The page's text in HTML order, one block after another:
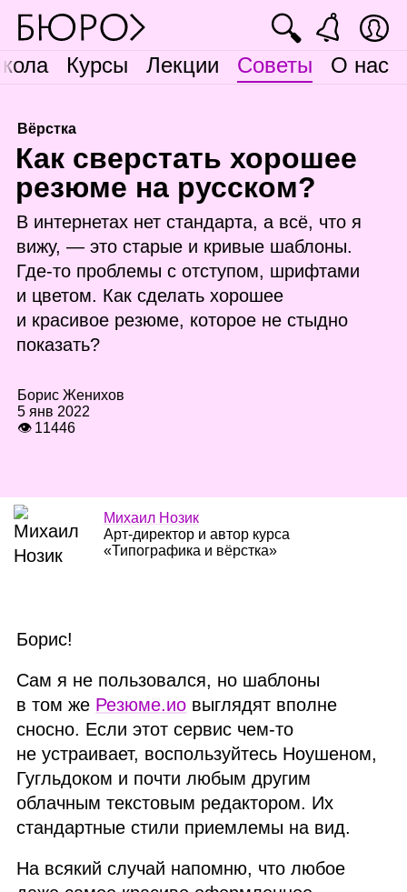
Курсы Лекции Советы О нас
🔍
Вёрстка
Как сверстать хорошее
резюме на русском?
В интернетах нет стандарта, а всё, что я
вижу, — это старые и кривые шаблоны.
Где‑то проблемы с отступом, шрифтами
и цветом. Как сделать хорошее
и красивое резюме, которое не стыдно
показать?
Борис Женихов
5 янв 2022
👁 11446
Михаил Нозик
Арт‑директор и автор курса
«Типографика и вёрстка»
Борис!
Сам я не пользовался, но шаблоны
в том же Резюме.ио выглядят вполне
сносно. Если этот сервис чем‑то
не устраивает, воспользуйтесь Ноушеном,
Гугльдоком и почти любым другим
облачным текстовым редактором. Их
стандартные стили приемлемы на вид.
На всякий случай напомню, что любое